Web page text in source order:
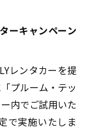
ーキャンペーン
レンタカーを提
プルーム・テッ
内でご試用いた
で実施いたしま